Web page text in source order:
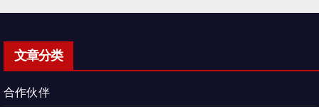
文章分类
合作伙伴